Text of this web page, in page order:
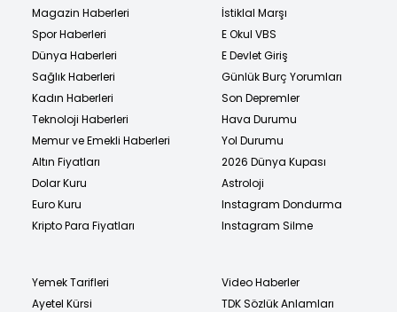
Magazin Haberleri
Spor Haberleri
Dünya Haberleri
Sağlık Haberleri
Kadın Haberleri
Teknoloji Haberleri
Memur ve Emekli Haberleri
Altın Fiyatları
Dolar Kuru
Euro Kuru
Kripto Para Fiyatları
İstiklal Marşı
E Okul VBS
E Devlet Giriş
Günlük Burç Yorumları
Son Depremler
Hava Durumu
Yol Durumu
2026 Dünya Kupası
Astroloji
Instagram Dondurma
Instagram Silme
Yemek Tarifleri
Ayetel Kürsi
Video Haberler
TDK Sözlük Anlamları